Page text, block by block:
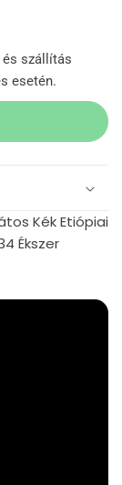
és szállítás
esetén.
Kék Etiópiai
Ékszer